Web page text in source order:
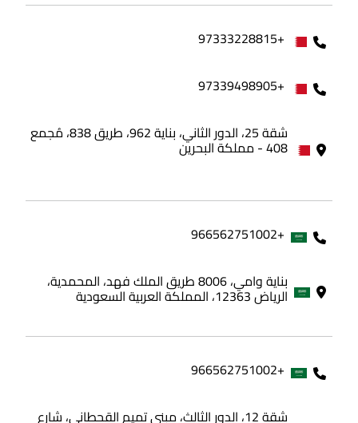
+97333228815
+97339498905
شقة 25، الدور الثاني، بناية 962، طريق 838، مُجمع
408 - مملكة البحرين
+966562751002
بناية وامي، 8006 طريق الملك فهد، المحمدية،
الرياض 12363، المملكة العربية السعودية
+966562751002
شقة 12، الدور الثالث، مبنى تميم القحطاني، شارع